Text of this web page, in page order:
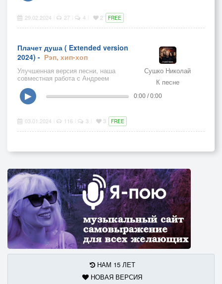
29.02.2024 27 4 2 FREE
Плачет душа ( Extended version
2024) - Рэп, хип-хоп
Улучшенная версия песни, наша
совместная работа с Андреем
Сушко Николай
К песне
▶ 0:00 / 0:00
03.01.2024 116 3 3 FREE
НАМ 15 ЛЕТ
НОВАЯ ВЕРСИЯ